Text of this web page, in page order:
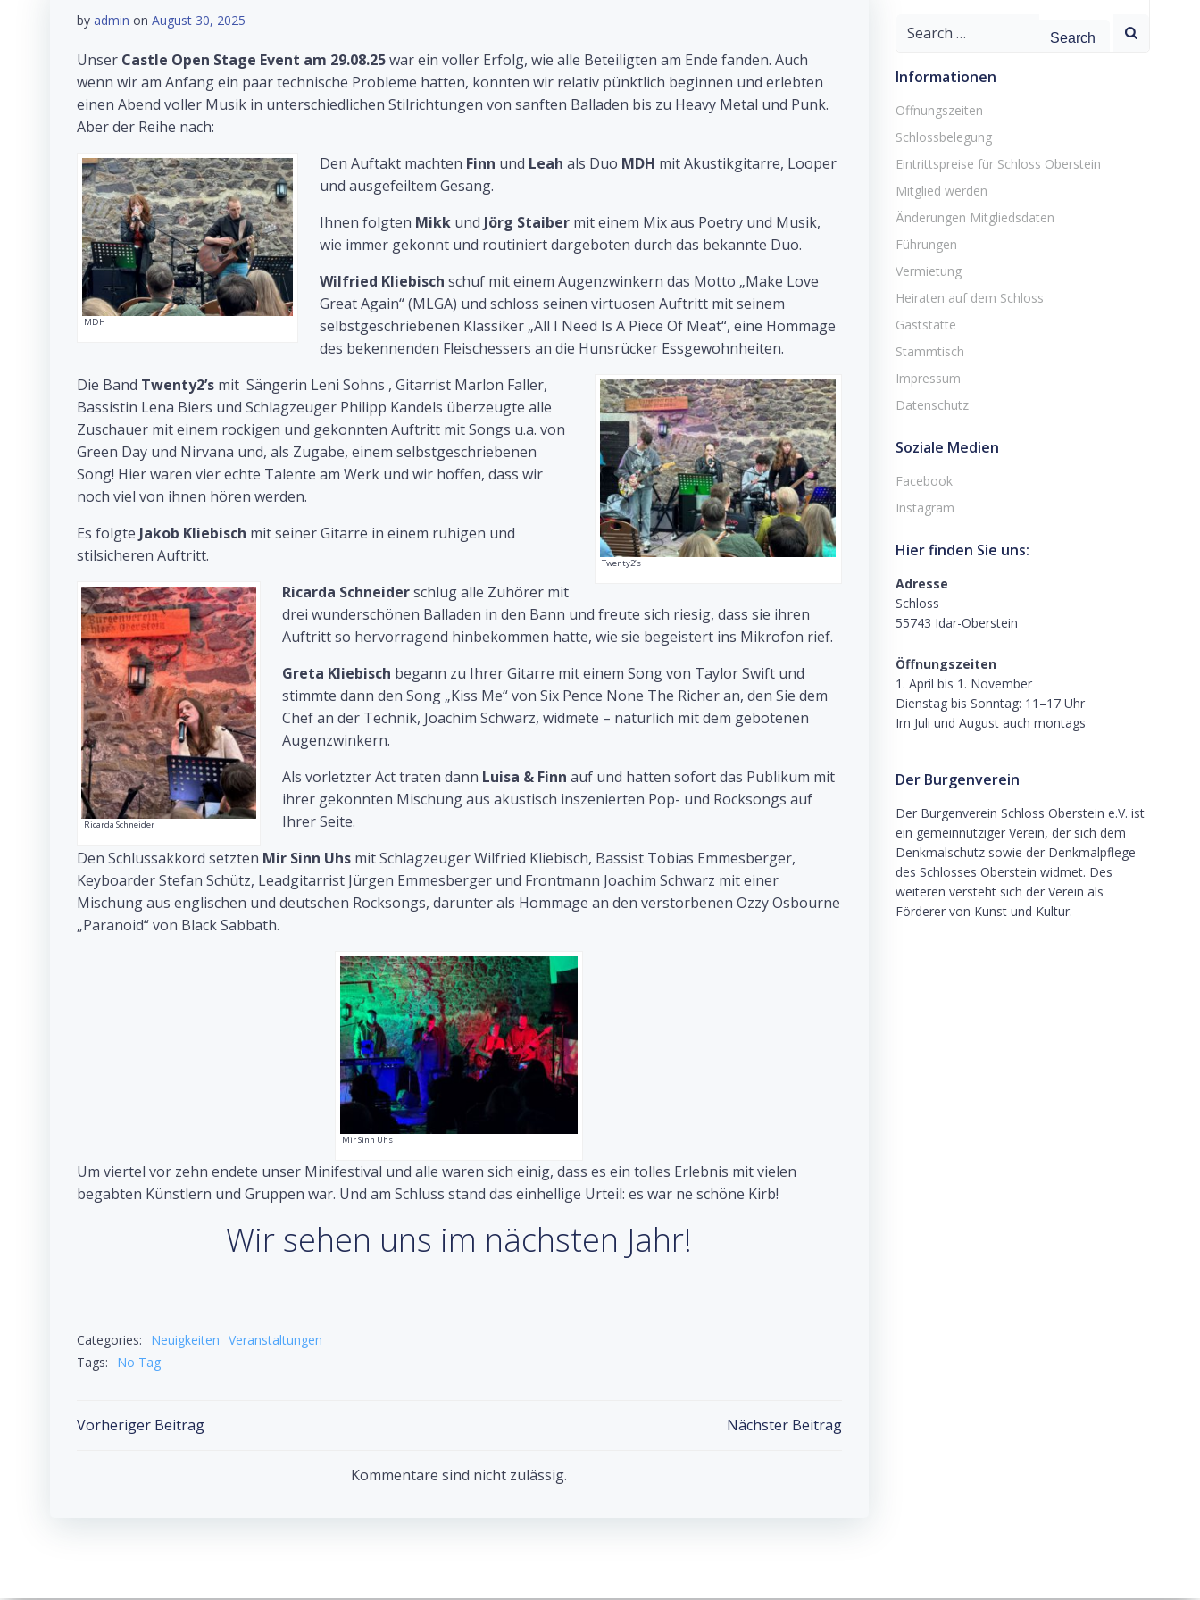
by admin on August 30, 2025
Unser Castle Open Stage Event am 29.08.25war ein voller Erfolg, wie alle Beteiligten am Ende fanden. Auch
wenn wir am Anfang ein paar technische Probleme hatten, konnten wir relativ pünktlich beginnen und erlebten
einen Abend voller Musik in unterschiedlichen Stilrichtungen von sanften Balladen bis zu Heavy Metal und Punk.
Aber der Reihe nach:
MDH
Den Auftakt machten Finn und Leah als Duo MDH mit Akustikgitarre, Looper
und ausgefeiltem Gesang.
Ihnen folgten Mikk und Jörg Staiber mit einem Mix aus Poetry und Musik,
wie immer gekonnt und routiniert dargeboten durch das bekannte Duo.
Wilfried Kliebisch schuf mit einem Augenzwinkern das Motto „Make Love
Great Again“ (MLGA) und schloss seinen virtuosen Auftritt mit seinem
selbstgeschriebenen Klassiker „All I Need Is A Piece Of Meat“, eine Hommage
des bekennenden Fleischessers an die Hunsrücker Essgewohnheiten.
Twenty2’s
Die Band Twenty2’s mit Sängerin Leni Sohns , Gitarrist Marlon Faller,
Bassistin Lena Biers und Schlagzeuger Philipp Kandels überzeugte alle
Zuschauer mit einem rockigen und gekonnten Auftritt mit Songs u.a. von
Green Day und Nirvana und, als Zugabe, einem selbstgeschriebenen
Song! Hier waren vier echte Talente am Werk und wir hoffen, dass wir
noch viel von ihnen hören werden.
Es folgte Jakob Kliebisch mit seiner Gitarre in einem ruhigen und
stilsicheren Auftritt.
Ricarda Schneider
Ricarda Schneiderschlug alle Zuhörer mit
drei wunderschönen Balladen in den Bann und freute sich riesig, dass sie ihren
Auftritt so hervorragend hinbekommen hatte, wie sie begeistert ins Mikrofon rief.
Greta Kliebisch begann zu Ihrer Gitarre mit einem Song von Taylor Swift und
stimmte dann den Song „Kiss Me“ von Six Pence None The Richer an, den Sie dem
Chef an der Technik, Joachim Schwarz, widmete – natürlich mit dem gebotenen
Augenzwinkern.
Als vorletzter Act traten dann Luisa & Finn auf und hatten sofort das Publikum mit
ihrer gekonnten Mischung aus akustisch inszenierten Pop- und Rocksongs auf
Ihrer Seite.
Den Schlussakkord setzten Mir Sinn Uhs mit Schlagzeuger Wilfried Kliebisch, Bassist Tobias Emmesberger,
Keyboarder Stefan Schütz, Leadgitarrist Jürgen Emmesberger und Frontmann Joachim Schwarz mit einer
Mischung aus englischen und deutschen Rocksongs, darunter als Hommage an den verstorbenen Ozzy Osbourne
„Paranoid“ von Black Sabbath.
Mir Sinn Uhs
Um viertel vor zehn endete unser Minifestival und alle waren sich einig, dass es ein tolles Erlebnis mit vielen
begabten Künstlern und Gruppen war. Und am Schluss stand das einhellige Urteil: es war ne schöne Kirb!
Wir sehen uns im nächsten Jahr!
Categories: Neuigkeiten Veranstaltungen
Tags:
No Tag
Post
Vorheriger Beitrag
navigation
Nächster Beitrag
Kommentare sind nicht zulässig.
Search
Informationen
Öffnungszeiten
Schlossbelegung
Eintrittspreise für Schloss Oberstein
Mitglied werden
Änderungen Mitgliedsdaten
Führungen
Vermietung
Heiraten auf dem Schloss
Gaststätte
Stammtisch
Impressum
Datenschutz
Soziale Medien
Facebook
Instagram
Hier finden Sie uns:
Adresse
Schloss
55743 Idar-Oberstein
Öffnungszeiten
1. April bis 1. November
Dienstag bis Sonntag: 11–17 Uhr
Im Juli und August auch montags
Der Burgenverein
Der Burgenverein Schloss Oberstein e.V. ist
ein gemeinnütziger Verein, der sich dem
Denkmalschutz sowie der Denkmalpflege
des Schlosses Oberstein widmet. Des
weiteren versteht sich der Verein als
Förderer von Kunst und Kultur.